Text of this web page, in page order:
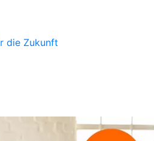
die Zukunft